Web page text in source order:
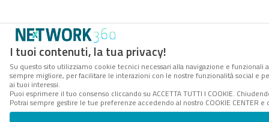
I tuoi contenuti, la tua privacy!
Su questo sito utilizziamo cookie tecnici necessari alla navigazione e
sempre migliore, per facilitare le interazioni con le nostre funzionalità social e
ai tuoi interessi.
Puoi esprimere il tuo consenso cliccando su ACCETTA TUTTI I COOKIE.
Potrai sempre gestire le tue preferenze accedendo al nostro COOKIE